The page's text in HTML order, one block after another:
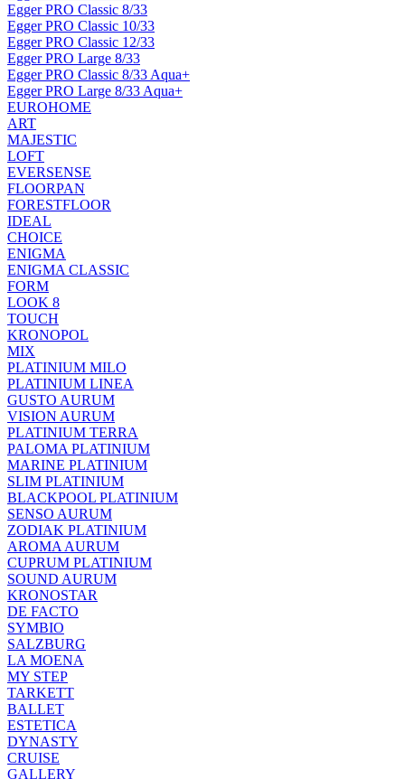
Egger PRO Classic 8/33
Egger PRO Classic 10/33
Egger PRO Classic 12/33
Egger PRO Large 8/33
Egger PRO Classic 8/33 Aqua+
Egger PRO Large 8/33 Aqua+
EUROHOME
ART
MAJESTIC
LOFT
EVERSENSE
FLOORPAN
FORESTFLOOR
IDEAL
CHOICE
ENIGMA
ENIGMA CLASSIC
FORM
LOOK 8
TOUCH
KRONOPOL
MIX
PLATINIUM MILO
PLATINIUM LINEA
GUSTO AURUM
VISION AURUM
PLATINIUM TERRA
PALOMA PLATINIUM
MARINE PLATINIUM
SLIM PLATINIUM
BLACKPOOL PLATINIUM
SENSO AURUM
ZODIAK PLATINIUM
AROMA AURUM
CUPRUM PLATINIUM
SOUND AURUM
KRONOSTAR
DE FACTO
SYMBIO
SALZBURG
LA MOENA
MY STEP
TARKETT
BALLET
ESTETICA
DYNASTY
CRUISE
GALLERY